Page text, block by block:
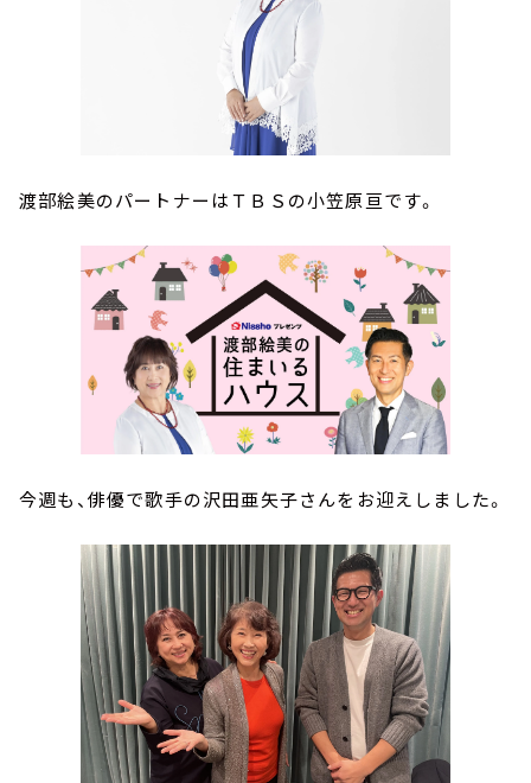
渡部絵美のパートナーはＴＢＳの小笠原亘です。
今週も、俳優で歌手の沢田亜矢子さんをお迎えしました。